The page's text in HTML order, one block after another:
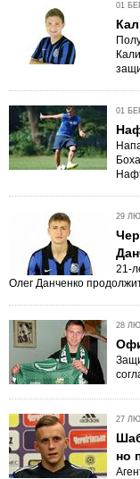
01
01
29
21-
Олег Данченко
28
27
но